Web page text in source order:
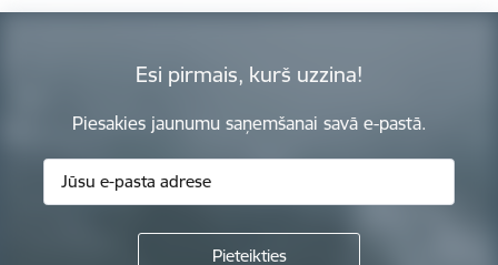
Esi pirmais, kurš uzzina!
Piesakies jaunumu saņemšanai savā e-pastā.